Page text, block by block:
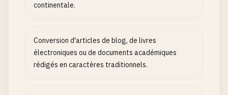
continentale.
Conversion d'articles de blog, de livres
électroniques ou de documents académiques
rédigés en caractères traditionnels.